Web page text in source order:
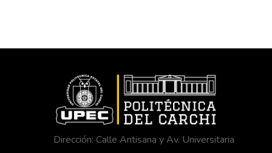
Dirección: Calle Antisana y Av. Universitaria